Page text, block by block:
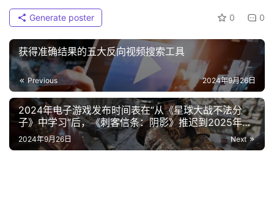
0 0
Generate poster
获得准确结果的五大反向视频搜索工具
Previous 2024年9月26日
2024年电子游戏发布时间表在“从《星球大战不法分
子》中学习”后，《刺客信条：阴影》推迟到2025年
2024年电子游戏发布时间表
Next
2024年9月26日